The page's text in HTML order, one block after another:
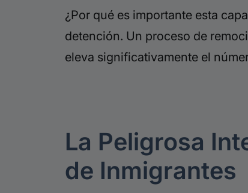
¿Por qué es importante esta
detención. Un proceso de
eleva significativamente el
La Peligrosa
de Inmigrantes